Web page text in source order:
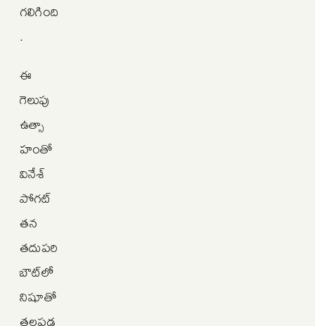
గలిగింది
.
ఈ
గెలుపు
ఉత్సా
హంతో
వినేశ్
పోగట్
తన
తదుపరి
బౌట్‌లో
నిషూతో
తలపడ